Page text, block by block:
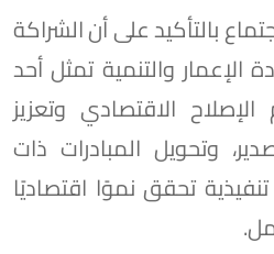
بالتأكيد على أن الشراكة
الإعمار والتنمية تمثل أحد
الاقتصادي وتعزيز
وتحويل المبادرات ذات
تحقق نموًا اقتصاديًا